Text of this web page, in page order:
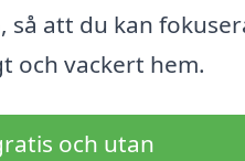
så att du kan
och vackert hem.
och utan